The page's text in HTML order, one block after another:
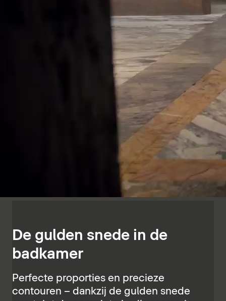
De gulden snede in de
badkamer
Perfecte proporties en precieze
contouren – dankzij de gulden snede